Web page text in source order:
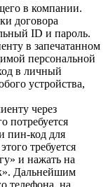
в компании.
договора
ID и пароль.
в запечатанном
персональной
в личный
устройства,
через
потребуется
пин-код для
требуется
и нажать на
Дальнейшим
телефона, на